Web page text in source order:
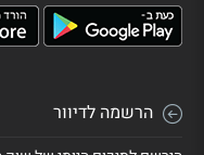
הרשמה לדיוור